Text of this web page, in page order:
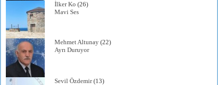
İlker Ko (26)
Mavi Ses
Mehmet Altunay (22)
Ayrı Duruyor
Sevil Özdemir(13)